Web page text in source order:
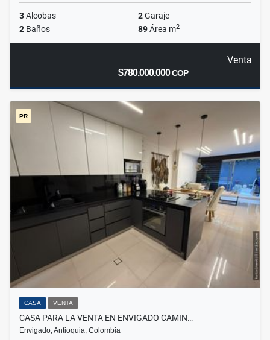
3Alcobas 2Garaje
2 Baños 89Área m2
Venta
$780.000.000COP
PR
CASA VENTA
CASA PARA LA VENTA EN ENVIGADO CAMIN…
Envigado, Antioquia, Colombia